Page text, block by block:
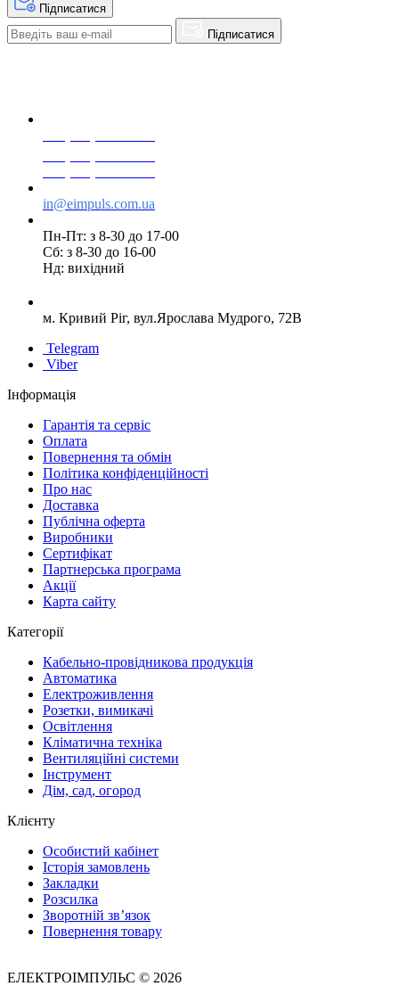
Підписатися
Підписатися
in@eimpuls.com.ua
Пн-Пт: з 8-30 до 17-00
Сб: з 8-30 до 16-00
Нд: вихідний
м. Кривий Ріг, вул.Ярослава Мудрого, 72В
Telegram
Viber
Інформація
Гарантія та сервіс
Оплата
Повернення та обмін
Політика конфіденційності
Про нас
Доставка
Публічна оферта
Виробники
Сертифікат
Партнерська програма
Акції
Карта сайту
Категорії
Кабельно-провідникова продукція
Автоматика
Електроживлення
Розетки, вимикачі
Освітлення
Кліматична техніка
Вентиляційні системи
Інструмент
Дім, сад, огород
Клієнту
Особистий кабінет
Історія замовлень
Закладки
Розсилка
Зворотній зв’язок
Повернення товару
ЕЛЕКТРОІМПУЛЬС © 2026